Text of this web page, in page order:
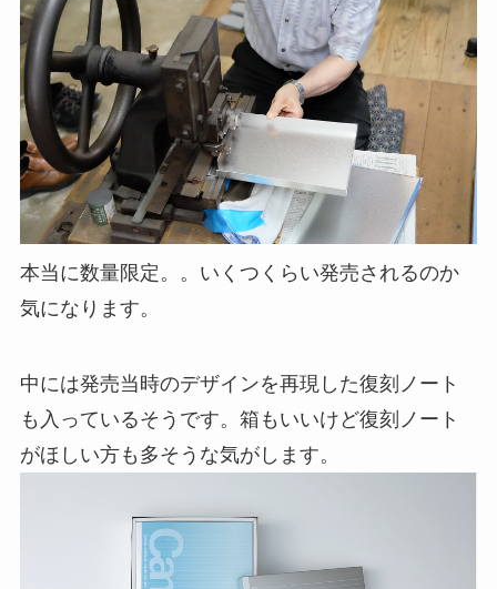
本当に数量限定。。いくつくらい発売されるのか
気になります。
中には発売当時のデザインを再現した復刻ノート
も入っているそうです。箱もいいけど復刻ノート
がほしい方も多そうな気がします。